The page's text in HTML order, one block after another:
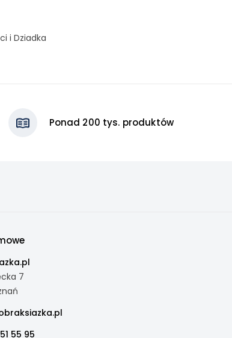
i Dziadka
Ponad 200 tys. produktów
7
55 95